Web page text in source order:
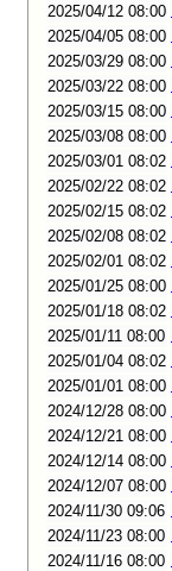
2025/04/12 08:00
2025/04/05 08:00
2025/03/29 08:00
2025/03/22 08:00
2025/03/15 08:00
2025/03/08 08:00
2025/03/01 08:02
2025/02/22 08:02
2025/02/15 08:02
2025/02/08 08:02
2025/02/01 08:02
2025/01/25 08:00
2025/01/18 08:02
2025/01/11 08:00
2025/01/04 08:02
2025/01/01 08:00
2024/12/28 08:00
2024/12/21 08:00
2024/12/14 08:00
2024/12/07 08:00
2024/11/30 09:06
2024/11/23 08:00
2024/11/16 08:00